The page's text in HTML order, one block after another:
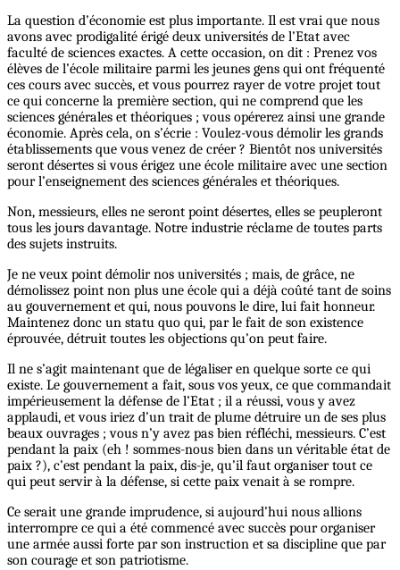
La question d’économie est plus importante. Il est vrai que nous
avons avec prodigalité érigé deux universités de l’Etat avec
faculté de sciences exactes. A cette occasion, on dit : Prenez vos
élèves de l’école militaire parmi les jeunes gens qui ont fréquenté
ces cours avec succès, et vous pourrez rayer de votre projet tout
ce qui concerne la première section, qui ne comprend que les
sciences générales et théoriques ; vous opérerez ainsi une grande
économie. Après cela, on s’écrie : Voulez-vous démolir les grands
établissements que vous venez de créer ? Bientôt nos universités
seront désertes si vous érigez une école militaire avec une section
pour l’enseignement des sciences générales et théoriques.
Non, messieurs, elles ne seront point désertes, elles se peupleront
tous les jours davantage. Notre industrie réclame de toutes parts
des sujets instruits.
Je ne veux point démolir nos universités ; mais, de grâce, ne
démolissez point non plus une école qui a déjà coûté tant de soins
au gouvernement et qui, nous pouvons le dire, lui fait honneur.
Maintenez donc un statu quo qui, par le fait de son existence
éprouvée, détruit toutes les objections qu’on peut faire.
Il ne s’agit maintenant que de légaliser en quelque sorte ce qui
existe. Le gouvernement a fait, sous vos yeux, ce que commandait
impérieusement la défense de l’Etat ; il a réussi, vous y avez
applaudi, et vous iriez d’un trait de plume détruire un de ses plus
beaux ouvrages ; vous n’y avez pas bien réfléchi, messieurs. C’est
pendant la paix (eh ! sommes-nous bien dans un véritable état de
paix ?), c’est pendant la paix, dis-je, qu’il faut organiser tout ce
qui peut servir à la défense, si cette paix venait à se rompre.
Ce serait une grande imprudence, si aujourd’hui nous allions
interrompre ce qui a été commencé avec succès pour organiser
une armée aussi forte par son instruction et sa discipline que par
son courage et son patriotisme.